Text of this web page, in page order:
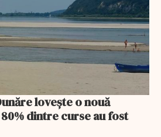
lovește o nouă
dintre curse au fost